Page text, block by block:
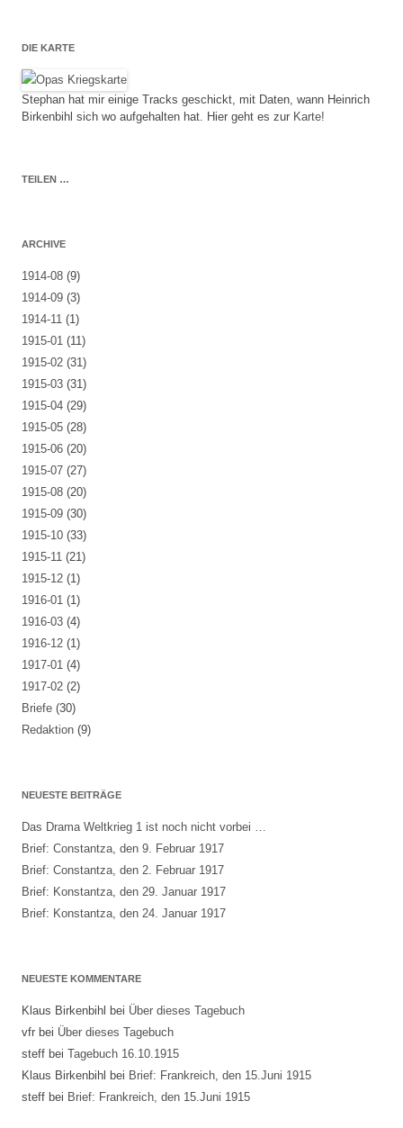
DIE KARTE
Stephan hat mir einige Tracks geschickt, mit Daten, wann Heinrich
Birkenbihl sich wo aufgehalten hat. Hier geht es zur Karte!
TEILEN …
ARCHIVE
1914-08 (9)
1914-09 (3)
1914-11 (1)
1915-01 (11)
1915-02 (31)
1915-03 (31)
1915-04 (29)
1915-05 (28)
1915-06 (20)
1915-07 (27)
1915-08 (20)
1915-09 (30)
1915-10 (33)
1915-11 (21)
1915-12 (1)
1916-01 (1)
1916-03 (4)
1916-12 (1)
1917-01 (4)
1917-02 (2)
Briefe (30)
Redaktion (9)
NEUESTE BEITRÄGE
Das Drama Weltkrieg 1 ist noch nicht vorbei …
Brief: Constantza, den 9. Februar 1917
Brief: Constantza, den 2. Februar 1917
Brief: Konstantza, den 29. Januar 1917
Brief: Konstantza, den 24. Januar 1917
NEUESTE KOMMENTARE
Klaus Birkenbihl bei Über dieses Tagebuch
vfr bei Über dieses Tagebuch
steff bei Tagebuch 16.10.1915
Klaus Birkenbihl bei Brief: Frankreich, den 15.Juni 1915
steff bei Brief: Frankreich, den 15.Juni 1915